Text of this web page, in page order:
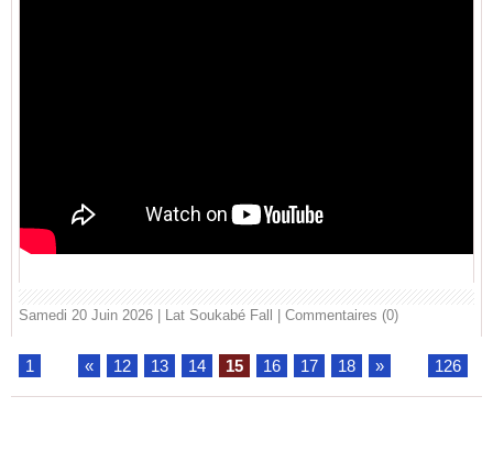
Samedi 20 Juin 2026 | Lat Soukabé Fall | Commentaires (0)
1 « 12 13 14 15 16 17 18 » 126